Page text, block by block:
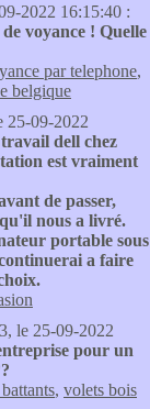
2022 16:15:40 :
voyance ! Quelle
par telephone,
belgique
25-09-2022
dell chez
est vraiment
de passer,
nous a livré.
portable sous
a faire
le 25-09-2022
pour un
, volets bois